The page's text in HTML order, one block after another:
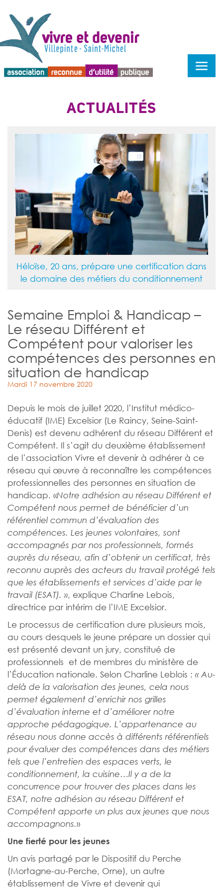
ACTUALITÉS
Héloïse, 20 ans, prépare une certification dans
le domaine des métiers du conditionnement
Semaine Emploi & Handicap –
Le réseau Différent et
Compétent pour valoriser les
compétences des personnes en
situation de handicap
Mardi 17 novembre 2020
Depuis le mois de juillet 2020, l’Institut médico-
éducatif (IME) Excelsior (Le Raincy, Seine-Saint-
Denis) est devenu adhérent du réseau Différent et
Compétent. Il s’agit du deuxième établissement
de l’association Vivre et devenir à adhérer à ce
réseau qui œuvre à reconnaître les compétences
professionnelles des personnes en situation de
handicap. «Notre adhésion au réseau Différent et
Compétent nous permet de bénéficier d’un
référentiel commun d’évaluation des
compétences. Les jeunes volontaires, sont
accompagnés par nos professionnels, formés
auprès du réseau, afin d’obtenir un certificat, très
reconnu auprès des acteurs du travail protégé tels
que les établissements et services d’aide par le
travail (ESAT). », explique Charline Lebois,
directrice par intérim de l’IME Excelsior.
Le processus de certification dure plusieurs mois,
au cours desquels le jeune prépare un dossier qui
est présenté devant un jury, constitué de
professionnels et de membres du ministère de
l’Éducation nationale. Selon Charline Leblois : « Au-
delà de la valorisation des jeunes, cela nous
permet également d’enrichir nos grilles
d’évaluation interne et d’améliorer notre
approche pédagogique. L’appartenance au
réseau nous donne accès à différents référentiels
pour évaluer des compétences dans des métiers
tels que l’entretien des espaces verts, le
conditionnement, la cuisine…Il y a de la
concurrence pour trouver des places dans les
ESAT, notre adhésion au réseau Différent et
Compétent apporte un plus aux jeunes que nous
accompagnons.»
Une fierté pour les jeunes
Un avis partagé par le Dispositif du Perche
(Mortagne-au-Perche, Orne), un autre
établissement de Vivre et devenir qui